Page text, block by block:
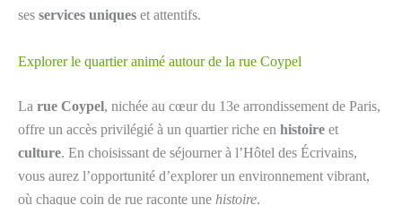
ses services uniques et attentifs.
Explorer le quartier animé autour de la rue Coypel
La rue Coypel, nichée au cœur du 13e arrondissement de Paris,
offre un accès privilégié à un quartier riche en histoire et
culture. En choisissant de séjourner à l’Hôtel des Écrivains,
vous aurez l’opportunité d’explorer un environnement vibrant,
où chaque coin de rue raconte une histoire.